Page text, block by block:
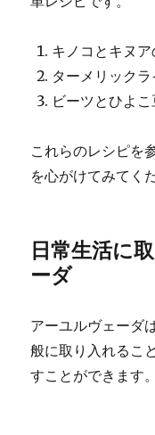
キノコとキヌア
ターメリックラ
ビーツとひよ
これらのレシピを
を心がけてみてく
日常生活に
ーダ
アーユルヴェーダ
般に取り入れるこ
すことができます。